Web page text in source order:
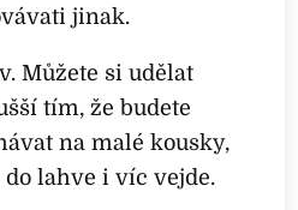
jinak.
Můžete si udělat
tím, že budete
na malé kousky,
lahve i víc vejde.